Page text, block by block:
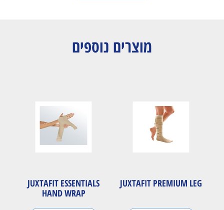
מוצרים נוספים
JUXTAFIT PREMIUM LEG
JUXTAFIT ESSENTIALS
HAND WRAP